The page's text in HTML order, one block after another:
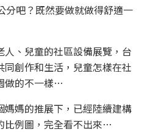
分吧？既然要做就做得舒適一
、兒童的社區設備展覽，台
創作和生活，兒童怎樣在社
做的不一樣…
媽的推展下，已經陸續建構
比例圖，完全看不出來…